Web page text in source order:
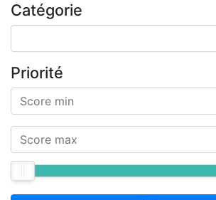
Catégorie
Priorité